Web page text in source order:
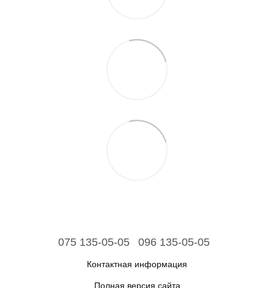
075 135-05-05 096 135-05-05
Контактная информация
Полная версия сайта